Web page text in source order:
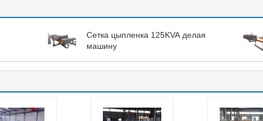
Сетка цыпленка 125KVA делая
машину